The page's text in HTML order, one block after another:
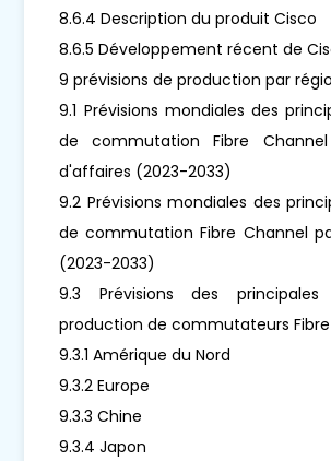
8.6.4 Description du produit Cisco
8.6.5 Développement récent de
9 prévisions de production par
9.1 Prévisions mondiales des
de commutation Fibre
d'affaires (2023-2033)
9.2 Prévisions mondiales des
de commutation Fibre Channel
(2023-2033)
9.3 Prévisions des
production de commutateurs
9.3.1 Amérique du Nord
9.3.2 Europe
9.3.3 Chine
9.3.4 Japon